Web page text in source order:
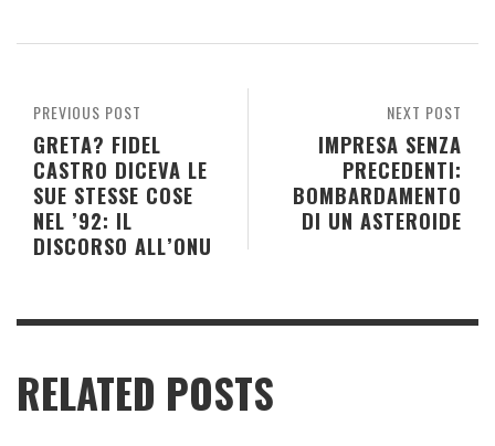
NEXT POST
IMPRESA SENZA
PRECEDENTI:
BOMBARDAMENTO
DI UN ASTEROIDE
PREVIOUS POST
GRETA? FIDEL
CASTRO DICEVA LE
SUE STESSE COSE
NEL ’92: IL
DISCORSO ALL’ONU
RELATED POSTS